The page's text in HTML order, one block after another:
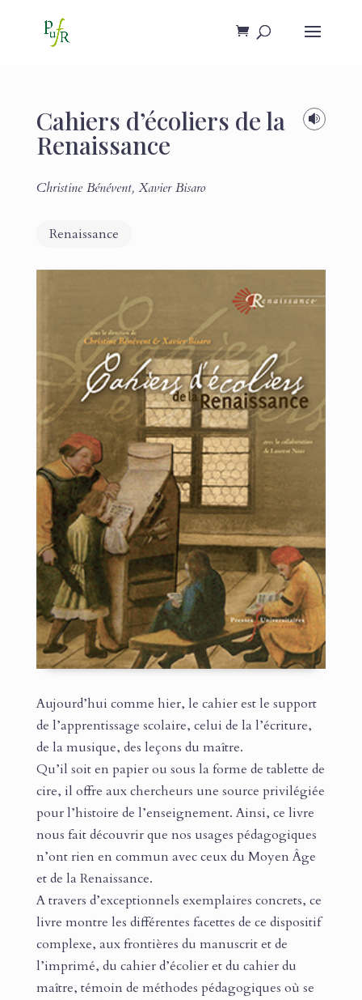

Cahiers d’écoliers de la
Renaissance
Christine Bénévent, Xavier Bisaro
Renaissance
Aujourd’hui comme hier, le cahier est le support
de l’apprentissage scolaire, celui de la l’écriture,
de la musique, des leçons du maître.
Qu’il soit en papier ou sous la forme de tablette de
cire, il offre aux chercheurs une source privilégiée
pour l’histoire de l’enseignement. Ainsi, ce livre
nous fait découvrir que nos usages pédagogiques
n’ont rien en commun avec ceux du Moyen Âge
et de la Renaissance.
A travers d’exceptionnels exemplaires concrets, ce
livre montre les différentes facettes de ce dispositif
complexe, aux frontières du manuscrit et de
l’imprimé, du cahier d’écolier et du cahier du
maître, témoin de méthodes pédagogiques où se